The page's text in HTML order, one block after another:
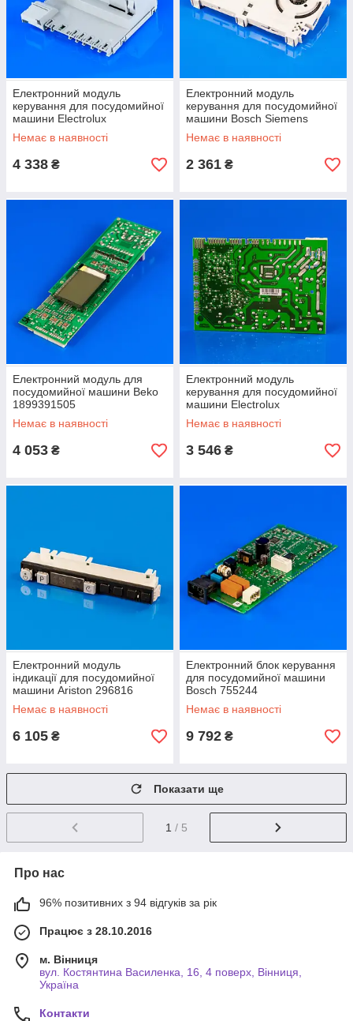
Електронний модуль
керування для посудомийної
машини Electrolux
1113314338
Немає в наявності
4 338 ₴
Електронний модуль
керування для посудомийної
машини Bosch Siemens
656872
Немає в наявності
2 361 ₴
Електронний модуль для
посудомийної машини Beko
1899391505
Немає в наявності
4 053 ₴
Електронний модуль
керування для посудомийної
машини Electrolux
3286046820
Немає в наявності
3 546 ₴
Електронний модуль
індикації для посудомийної
машини Ariston 296816
Немає в наявності
6 105 ₴
Електронний блок керування
для посудомийної машини
Bosch 755244
Немає в наявності
9 792 ₴
Показати ще
1 / 5
Про нас
96% позитивних з 94 відгуків за рік
Працює з 28.10.2016
м. Вінниця
вул. Костянтина Василенка, 16, 4 поверх, Вінниця,
Україна
Контакти